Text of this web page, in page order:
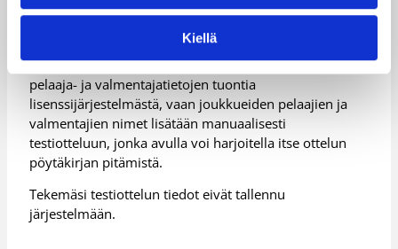
Kiellä
koulutuskoodilla ESCOBASKET esco.basket.fi -
sovellukseen. Tässä koulutusversiossa ei käytetä
pelaaja- ja valmentajatietojen tuontia
lisenssijärjestelmästä, vaan joukkueiden pelaajien ja
valmentajien nimet lisätään manuaalisesti
testiotteluun, jonka avulla voi harjoitella itse ottelun
pöytäkirjan pitämistä.
Tekemäsi testiottelun tiedot eivät tallennu
järjestelmään.